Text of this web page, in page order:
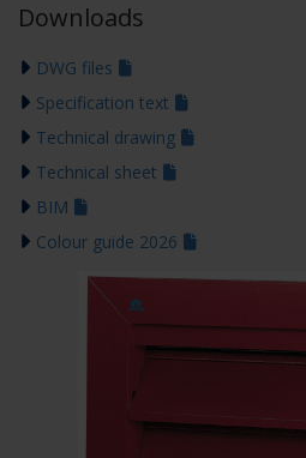
Downloads
DWG files
Specification text
Technical drawing
Technical sheet
BIM
Colour guide 2026